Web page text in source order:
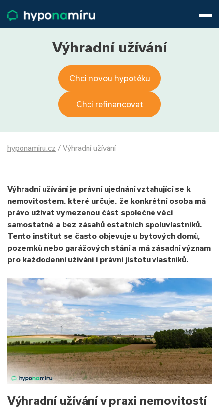
Životní pojištění
Pojištění nemovitosti
Články
O nás
800 688 388
Přihlásit
Výhradní užívání
Chci novou hypotéku
Chci refinancovat
hyponamiru.cz / Výhradní užívání
Výhradní užívání je právní ujednání vztahující se k
nemovitostem, které určuje, že konkrétní osoba má
právo užívat vymezenou část společné věci
samostatně a bez zásahů ostatních spoluvlastníků.
Tento institut se často objevuje u bytových domů,
pozemků nebo garážových stání a má zásadní význam
pro každodenní užívání i právní jistotu vlastníků.
Výhradní užívání v praxi nemovitostí